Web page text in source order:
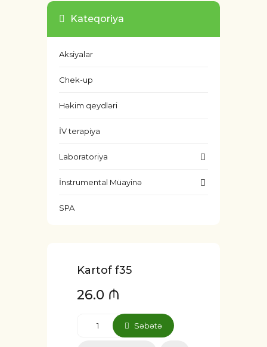
Kateqoriya
Aksiyalar
Chek-up
Həkim qeydləri
İV terapiya
Laboratoriya
İnstrumental Müayinə
SPA
Kartof f35
26.0 ₼
Səbətə